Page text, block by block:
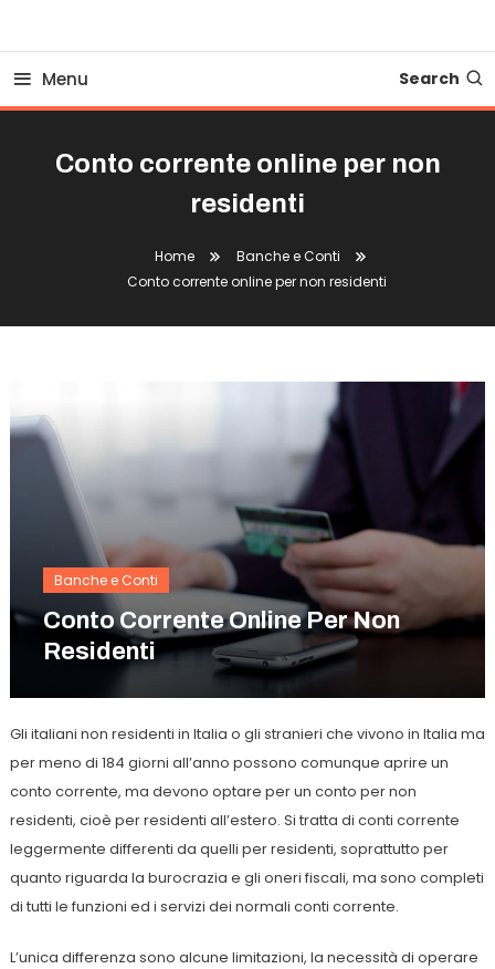
Menu Search
Conto corrente online per non
residenti
Home
Banche e Conti
Conto corrente online per non residenti
Banche e Conti
Conto Corrente Online Per Non
Residenti
Gli italiani non residenti in Italia o gli stranieri che vivono in Italia ma
per meno di 184 giorni all’anno possono comunque aprire un
conto corrente, ma devono optare per un conto per non
residenti, cioè per residenti all’estero. Si tratta di conti corrente
leggermente differenti da quelli per residenti, soprattutto per
quanto riguarda la burocrazia e gli oneri fiscali, ma sono completi
di tutti le funzioni ed i servizi dei normali conti corrente.
L’unica differenza sono alcune limitazioni, la necessità di operare